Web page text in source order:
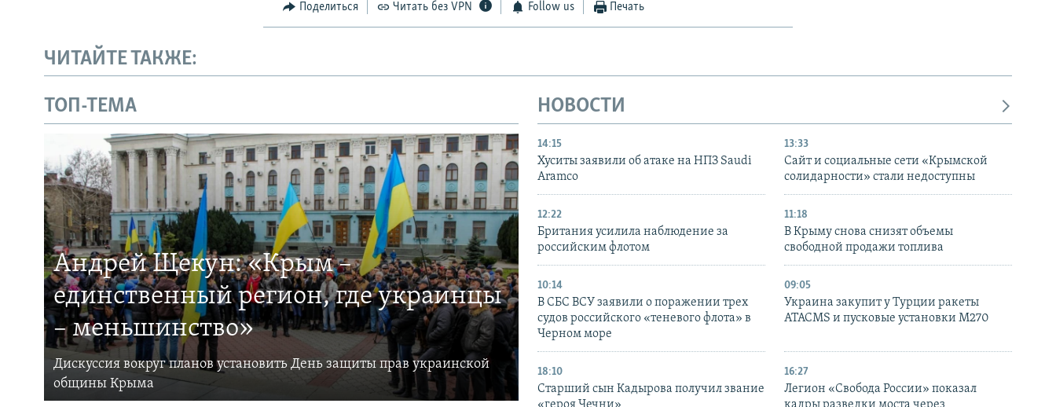
Поделиться Читать без VPN Follow us Печать
ЧИТАЙТЕ ТАКЖЕ:
ТОП-ТЕМА
Андрей Щекун: «Крым –
единственный регион, где украинцы
– меньшинство»
Дискуссия вокруг планов установить День защиты прав украинской
общины Крыма
НОВОСТИ
14:15
Хуситы заявили об атаке на НПЗ Saudi
Aramco
13:33
Сайт и социальные сети «Крымской
солидарности» стали недоступны
12:22
Британия усилила наблюдение за
российским флотом
11:18
В Крыму снова снизят объемы
свободной продажи топлива
10:14
В СБС ВСУ заявили о поражении трех
судов российского «теневого флота» в
Черном море
09:05
Украина закупит у Турции ракеты
ATACMS и пусковые установки M270
18:10
Старший сын Кадырова получил звание
16:27
Легион «Свобода России» показал